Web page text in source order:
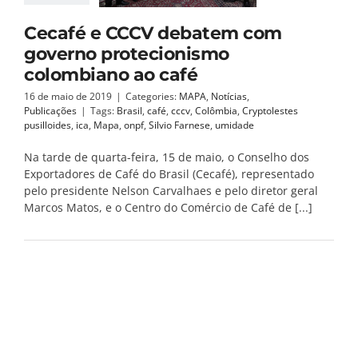
Cecafé e CCCV debatem com
governo protecionismo
colombiano ao café
16 de maio de 2019 | Categories: MAPA, Notícias,
Publicações | Tags: Brasil, café, cccv, Colômbia, Cryptolestes
pusilloides, ica, Mapa, onpf, Silvio Farnese, umidade
Na tarde de quarta-feira, 15 de maio, o Conselho dos
Exportadores de Café do Brasil (Cecafé), representado
pelo presidente Nelson Carvalhaes e pelo diretor geral
Marcos Matos, e o Centro do Comércio de Café de [...]